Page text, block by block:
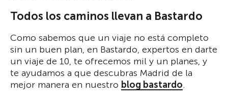
Todos los caminos llevan a Bastardo
Como sabemos que un viaje no está completo
sin un buen plan, en Bastardo, expertos en darte
un viaje de 10, te ofrecemos mil y un planes, y
te ayudamos a que descubras Madrid de la
mejor manera en nuestro blog bastardo.